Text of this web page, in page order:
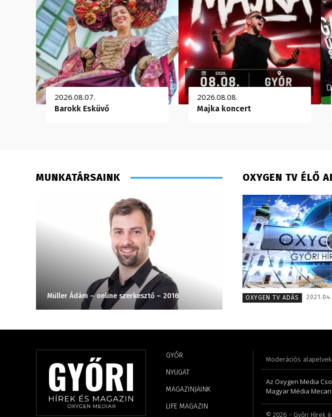
2026.08.07.
Barokk Esküvő
2026.08.08.
Majka koncert
MUNKATÁRSAINK
Müller Ádám – online szerkesztő – 2016 Lukács Bence – szerkesztő,
OXYGEN TV ÉLŐ
OXYGEN TV ADÁS
GYŐR
NYUGAT
MAGAZINJAINK
LIFE MAGAZIN
Moderációs alapelvek
Az Oxygen Media
Magyar Média
© 2026 - Győri Hírek